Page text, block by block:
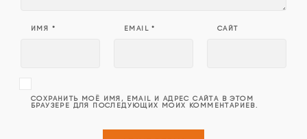
ИМЯ * EMAIL* САЙТ
СОХРАНИТЬ МОЁ ИМЯ, EMAIL И АДРЕС САЙТА В ЭТОМ
БРАУЗЕРЕ ДЛЯ ПОСЛЕДУЮЩИХ МОИХ КОММЕНТАРИЕВ.